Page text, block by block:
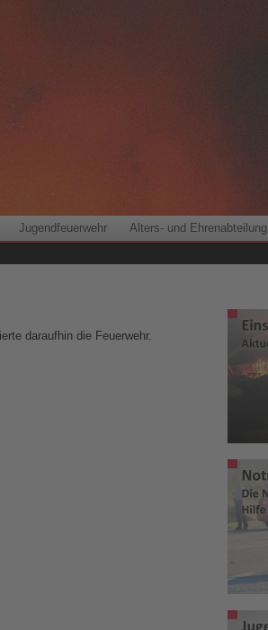
Jugendfeuerwehr Alters- und Ehrenabteilung
daraufhin die Feuerwehr.